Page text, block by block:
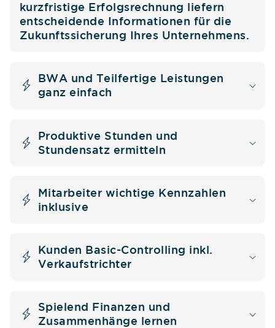
kurzfristige Erfolgsrechnung liefern
entscheidende Informationen für die
Zukunftssicherung Ihres Unternehmens.
BWA und Teilfertige Leistungen
ganz einfach
Produktive Stunden und
Stundensatz ermitteln
Mitarbeiter wichtige Kennzahlen
inklusive
Kunden Basic-Controlling inkl.
Verkaufstrichter
Spielend Finanzen und
Zusammenhänge lernen